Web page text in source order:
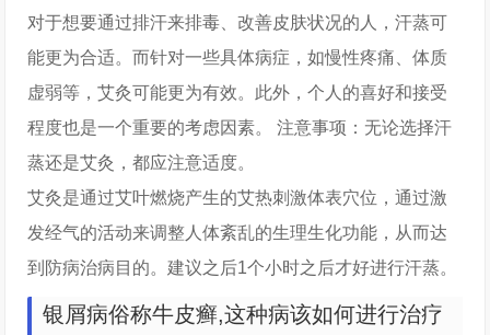
对于想要通过排汗来排毒、改善皮肤状况的人，汗蒸可
能更为合适。而针对一些具体病症，如慢性疼痛、体质
虚弱等，艾灸可能更为有效。此外，个人的喜好和接受
程度也是一个重要的考虑因素。 注意事项：无论选择汗
蒸还是艾灸，都应注意适度。
艾灸是通过艾叶燃烧产生的艾热刺激体表穴位，通过激
发经气的活动来调整人体紊乱的生理生化功能，从而达
到防病治病目的。建议之后1个小时之后才好进行汗蒸。
银屑病俗称牛皮癣,这种病该如何进行治疗